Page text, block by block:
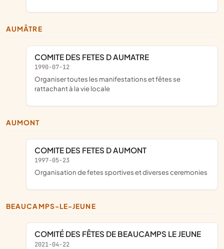
AUMÂTRE
COMITE DES FETES D AUMATRE
1990-07-12
organiser toutes les manifestations et fêtes se
rattachant à la vie locale
AUMONT
COMITE DES FETES D AUMONT
1997-05-23
Organisation de fetes sportives et diverses ceremonies
BEAUCAMPS-LE-JEUNE
COMITÉ DES FÊTES DE BEAUCAMPS LE JEUNE
2021-04-22